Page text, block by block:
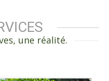
une réalité.